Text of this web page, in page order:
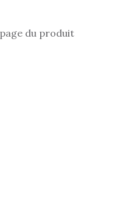
du produit